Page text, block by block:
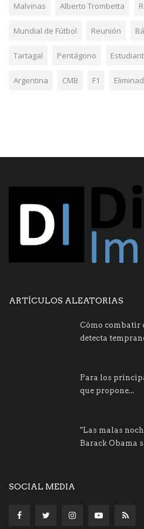
Malvinas Alberto Trombetta
Mundial de Fútbol Reunión
Tartagal Pentágono
Argentina CMB F1
ARTÍCULOS ALEATORIAS
Cómo combatir
detecta
Para los
que propone...
"Las malas
Barack Obama
SOCIAL MEDIA